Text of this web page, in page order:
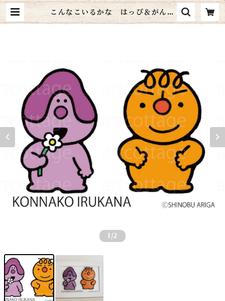
こんなこいるかな はっぴ＆がんが
ん＜ハガキサイズ＞送料無料 | art
1 /2